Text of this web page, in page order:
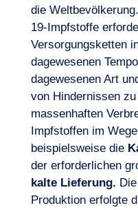
Lust, an Bord zu gehen?
die
19-Impfstoffe
Versorgungsketten
dagewesenen
dagewesenen Art
von Hindernissen
massenhaften
Impfstoffen im
beispielsweise die
der erforderlichen
kalte Lieferung.
Produktion erfolgte